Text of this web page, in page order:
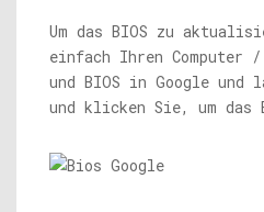
Um das BIOS zu
einfach Ihren Computer /
und BIOS in Google und
und klicken Sie, um das